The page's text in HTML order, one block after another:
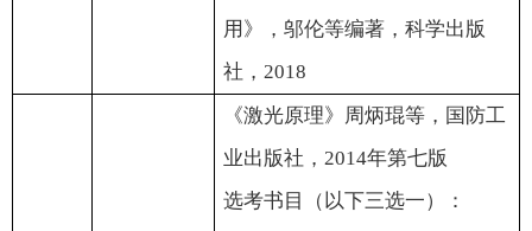
用》，邬伦等编著，科学出版
社， 2018
《激光原理》周炳琨等，国防工
业出版社， 2014年第七版
选考书目（以下三选一）：